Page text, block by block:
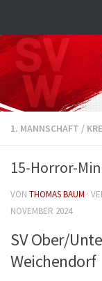
1. MANNSCHAFT /
15-Horror-
VON THOMAS BAUM ·
NOVEMBER 2024
SV Ober/
Weichendorf